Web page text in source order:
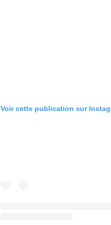
Voir cette publication sur